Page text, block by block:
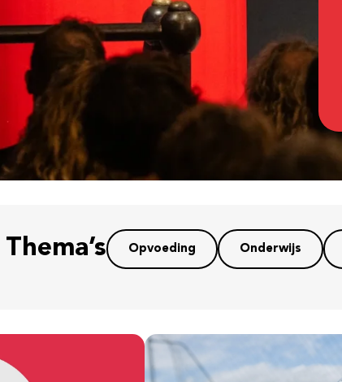
Thema’s Opvoeding Onderwijs